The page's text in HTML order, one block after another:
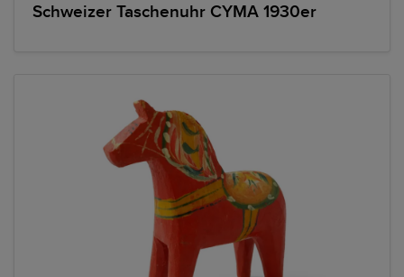
Schweizer Taschenuhr CYMA 1930er